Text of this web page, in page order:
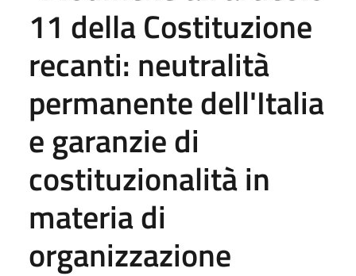
11 della Costituzione
recanti: neutralità
permanente dell'Italia
e garanzie di
costituzionalità in
materia di
organizzazione